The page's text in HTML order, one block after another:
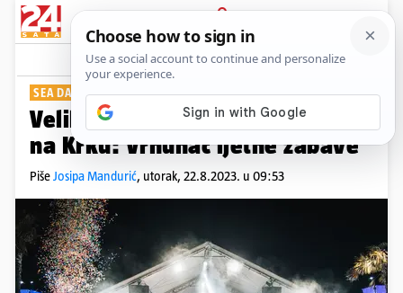
PRIJAVA
Show Komentari
SEA DANCE IN EXILE
Velika imena elektronske scene
na Krku: Vrhunac ljetne zabave
PišeJosipa Mandurić, utorak, 22.8.2023. u 09:53